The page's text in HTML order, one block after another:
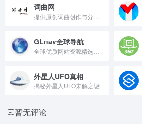
词曲网
GLnav全球导航
外星人UFO真相
揭秘外星人UFO未解之谜
暂无评论